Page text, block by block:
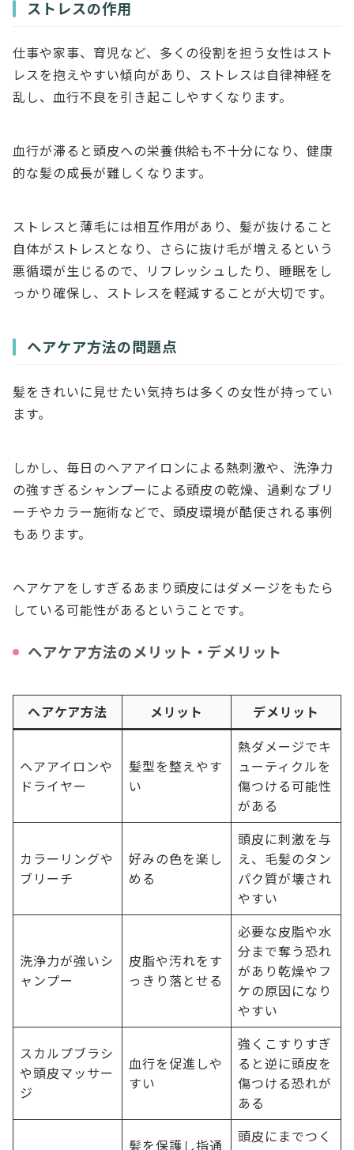
ストレスの作用
仕事や家事、育児など、多くの役割を担う女性はスト
レスを抱えやすい傾向があり、ストレスは自律神経を
乱し、血行不良を引き起こしやすくなります。
血行が滞ると頭皮への栄養供給も不十分になり、健康
的な髪の成長が難しくなります。
ストレスと薄毛には相互作用があり、髪が抜けること
自体がストレスとなり、さらに抜け毛が増えるという
悪循環が生じるので、リフレッシュしたり、睡眠をし
っかり確保し、ストレスを軽減することが大切です。
ヘアケア方法の問題点
髪をきれいに見せたい気持ちは多くの女性が持ってい
ます。
しかし、毎日のヘアアイロンによる熱刺激や、洗浄力
の強すぎるシャンプーによる頭皮の乾燥、過剰なブリ
ーチやカラー施術などで、頭皮環境が酷使される事例
もあります。
ヘアケアをしすぎるあまり頭皮にはダメージをもたら
している可能性があるということです。
ヘアケア方法のメリット・デメリット
ヘアケア方法 メリット デメリット
ヘアアイロンや
ドライヤー
髪型を整えやす
い
熱ダメージでキ
ューティクルを
傷つける可能性
がある
カラーリングや
ブリーチ
好みの色を楽し
める
頭皮に刺激を与
え、毛髪のタン
パク質が壊され
やすい
洗浄力が強いシ
ャンプー
皮脂や汚れをす
っきり落とせる
必要な皮脂や水
分まで奪う恐れ
があり乾燥やフ
ケの原因になり
やすい
スカルプブラシ
や頭皮マッサー
ジ
血行を促進しや
すい
強くこすりすぎ
ると逆に頭皮を
傷つける恐れが
ある
髪を保護し指通
頭皮にまでつく